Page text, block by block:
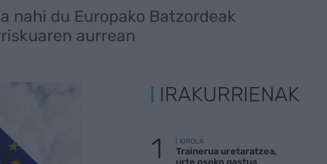
nahi du Europako Batzordeak
aurrean
IRAKURRIENAK
KIROLA
Trainerua uretaratzea,